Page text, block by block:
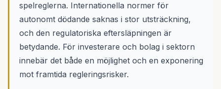
spelreglerna. Internationella normer för
autonomt dödande saknas i stor utsträckning,
och den regulatoriska eftersläpningen är
betydande. För investerare och bolag i sektorn
innebär det både en möjlighet och en exponering
mot framtida regleringsrisker.